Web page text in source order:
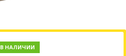
В НАЛИЧИИ